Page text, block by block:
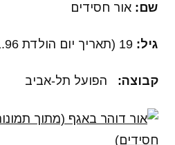
שם: אור חסידים
גיל: 19 (תאריך יום הולדת 11.1.96 מזל גדי)
קבוצה: הפועל תל-אביב